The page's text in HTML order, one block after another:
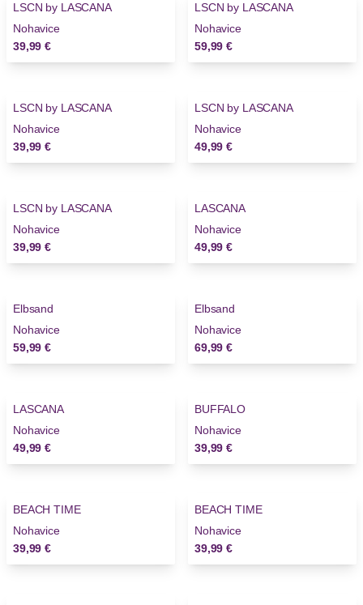
LSCN by LASCANA
Nohavice
39,99 €
LSCN by LASCANA
Nohavice
59,99 €
LSCN by LASCANA
Nohavice
39,99 €
LSCN by LASCANA
Nohavice
49,99 €
LSCN by LASCANA
Nohavice
39,99 €
LASCANA
Nohavice
49,99 €
Elbsand
Nohavice
59,99 €
Elbsand
Nohavice
69,99 €
LASCANA
Nohavice
49,99 €
Novinky
BUFFALO
Nohavice
39,99 €
Novinky
BEACH TIME
Nohavice
39,99 €
BEACH TIME
Nohavice
39,99 €